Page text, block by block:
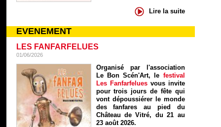
Lire la suite
EVENEMENT
LES FANFARFELUES
01/06/2026
Organisé par l'association
Le Bon Scén'Art, le festival
Les Fanfarfelues vous invite
pour trois jours de fête qui
vont dépoussiérer le monde
des fanfares au pied du
Château de Vitré, du 21 au
23 août 2026.